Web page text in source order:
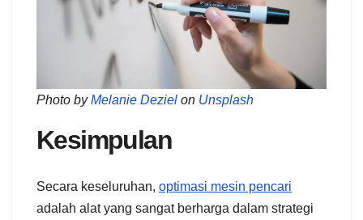
Photo byMelanie Deziel on Unsplash
Kesimpulan
Secara keseluruhan, optimasi mesin pencari
adalah alat yang sangat berharga dalam strategi